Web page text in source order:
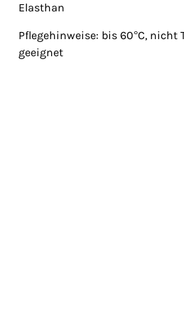
Elasthan
Pflegehinweise: bis 60°C, nicht
geeignet